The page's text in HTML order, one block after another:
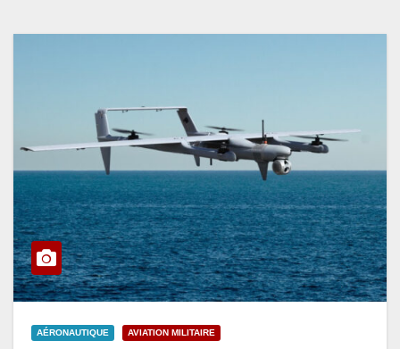
AÉRONAUTIQUE AVIATION MILITAIRE